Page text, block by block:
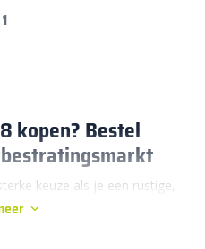
1
kopen? Bestel
keuze als je een rustige,
een oprit die iedere dag